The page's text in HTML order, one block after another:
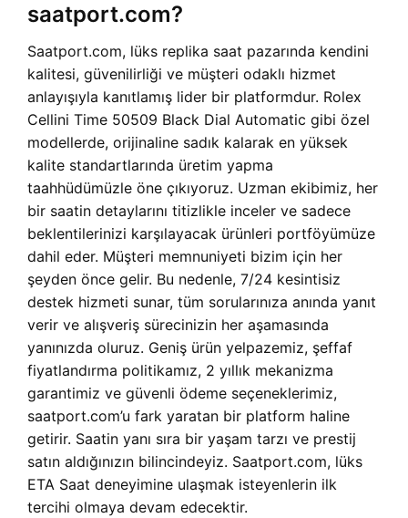
saatport.com?
Saatport.com, lüks replika saat pazarında kendini
kalitesi, güvenilirliği ve müşteri odaklı hizmet
anlayışıyla kanıtlamış lider bir platformdur. Rolex
Cellini Time 50509 Black Dial Automatic gibi özel
modellerde, orijinaline sadık kalarak en yüksek
kalite standartlarında üretim yapma
taahhüdümüzle öne çıkıyoruz. Uzman ekibimiz, her
bir saatin detaylarını titizlikle inceler ve sadece
beklentilerinizi karşılayacak ürünleri portföyümüze
dahil eder. Müşteri memnuniyeti bizim için her
şeyden önce gelir. Bu nedenle, 7/24 kesintisiz
destek hizmeti sunar, tüm sorularınıza anında yanıt
verir ve alışveriş sürecinizin her aşamasında
yanınızda oluruz. Geniş ürün yelpazemiz, şeffaf
fiyatlandırma politikamız, 2 yıllık mekanizma
garantimiz ve güvenli ödeme seçeneklerimiz,
saatport.com’u fark yaratan bir platform haline
getirir. Saatin yanı sıra bir yaşam tarzı ve prestij
satın aldığınızın bilincindeyiz. Saatport.com, lüks
ETA Saat deneyimine ulaşmak isteyenlerin ilk
tercihi olmaya devam edecektir.